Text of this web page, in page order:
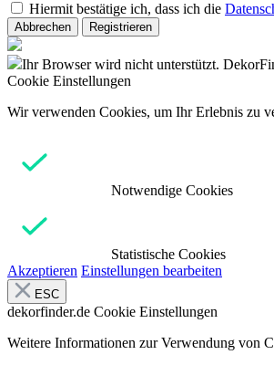
Hiermit bestätige ich, dass ich die
Abbrechen Registrieren
Ihr Browser wird nicht unterstützt.
Cookie Einstellungen
Wir verwenden Cookies, um Ihr Erlebnis zu
Notwendige Cookies
Statistische Cookies
Akzeptieren Einstellungen bearbeiten
ESC
dekorfinder.de Cookie Einstellungen
Weitere Informationen zur Verwendung von